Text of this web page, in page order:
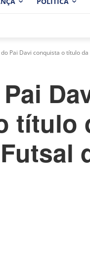
Pai Davi conquista o título da
título